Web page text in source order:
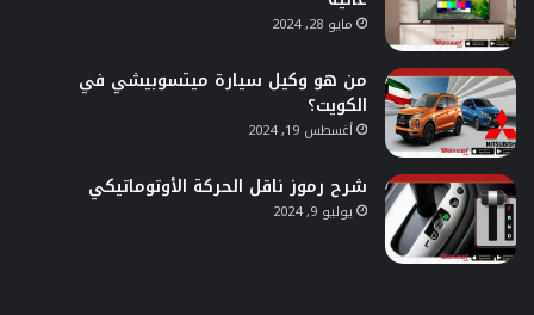
مايو 28, 2024
من هو وكيل سيارة ميتسوبيشي في
الكويت؟
أغسطس 19, 2024
شرح رموز ناقل الحركة الأوتوماتيكي
يوليو 9, 2024